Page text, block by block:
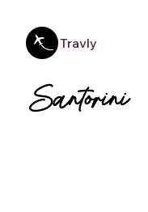
Travly
Santorini